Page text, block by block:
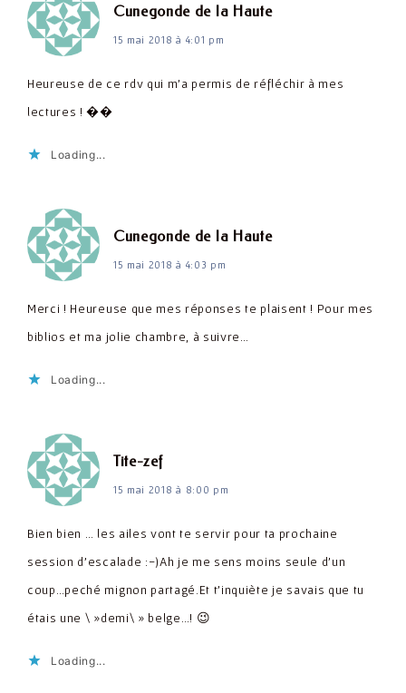
Cunegonde de la Hautedit :
15 mai 2018 à 4:01 pm
Heureuse de ce rdv qui m'a permis de réfléchir à mes
lectures ! ��
Loading...
Cunegonde de la Hautedit :
15 mai 2018 à 4:03 pm
Merci ! Heureuse que mes réponses te plaisent ! Pour mes
biblios et ma jolie chambre, à suivre…
Loading...
Tite-zefdit :
15 mai 2018 à 8:00 pm
Bien bien … les ailes vont te servir pour ta prochaine
session d'escalade :-)Ah je me sens moins seule d'un
coup…peché mignon partagé.Et t'inquiète je savais que tu
étais une \ »demi\ » belge…! 😉
Loading...